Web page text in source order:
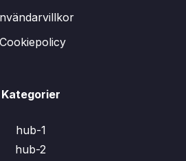
Cookiepolicy
Kategorier
hub-1
hub-2